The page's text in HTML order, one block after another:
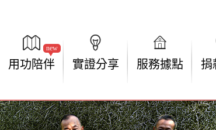
用功陪伴
new
實證分享 服務據點 捐